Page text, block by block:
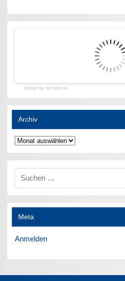
design by siti web ok
Archiv
Archiv
Meta
Anmelden